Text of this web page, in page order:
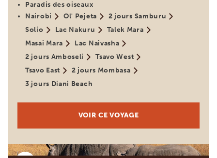
Paradis des oiseaux
Nairobi
Ol' Pejeta
2 jours Samburu
Solio
Lac Nakuru
Talek Mara
Masai Mara
Lac Naivasha
2 jours Amboseli
Tsavo West
Tsavo East
2 jours Mombasa
3 jours Diani Beach
VOIR CE VOYAGE
Kenya